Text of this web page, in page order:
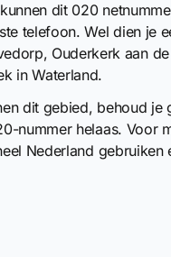
dit 020
telefoon. Wel dien je
Ouderkerk aan
in Waterland.
dit gebied, behoud je
nummer helaas. Voor
Nederland gebruiken